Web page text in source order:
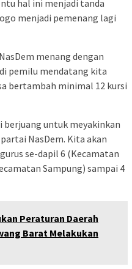
hal ini menjadi tanda
menjadi pemenang lagi
menang dengan
pemilu mendatang kita
bertambah minimal 12 kursi
untuk meyakinkan
NasDem. Kita akan
se-dapil 6 (Kecamatan
Sampung) sampai 4
Peraturan Daerah
Barat Melakukan